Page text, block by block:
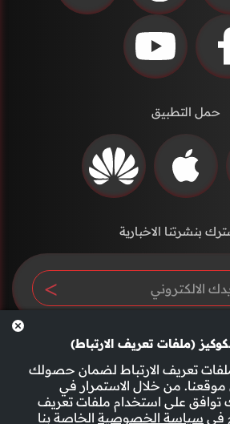
(ملفات تعريف الارتباط)
تعريف الارتباط لضمان حصولك
من خلال الاستمرار في
توافق على استخدام ملفات تعريف
في سياسة الخصوصية الخاصة بنا
حمل التطبيق
بنشرتنا الاخبارية
الأحكام والشروط